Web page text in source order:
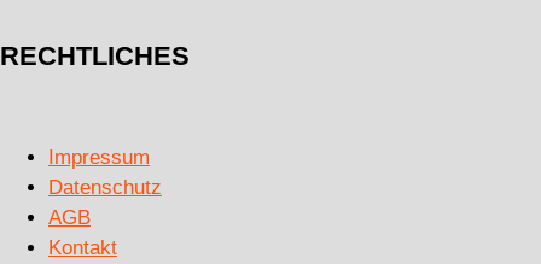
RECHTLICHES
Impressum
Datenschutz
AGB
Kontakt